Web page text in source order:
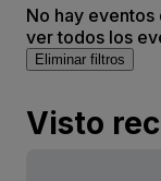
No hay
ver todos los
Eliminar filtros
Visto